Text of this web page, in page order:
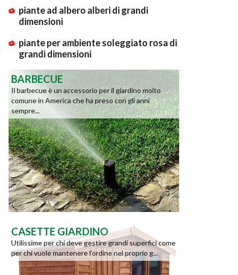
piante ad albero alberi di grandi
dimensioni
piante per ambiente soleggiato rosa di
grandi dimensioni
BARBECUE
Il barbecue è un accessorio per il giardino molto
comune in America che ha preso con gli anni
sempre...
CASETTE GIARDINO
Utilissime per chi deve gestire grandi superfici come
per chi vuole mantenere l'ordine nel proprio g...